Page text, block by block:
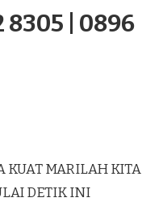
8305 | 0896
KUAT MARILAH KITA
DETIK INI